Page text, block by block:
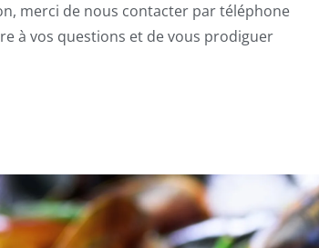
merci de nous contacter par téléphone
à vos questions et de vous prodiguer